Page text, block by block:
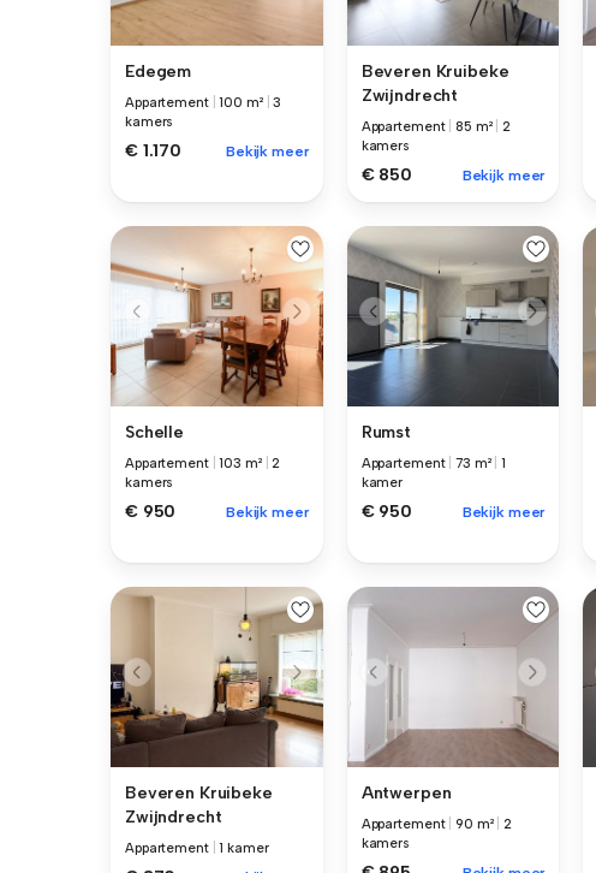
Edegem
Appartement |100 m² |3
kamers
€ 1.170 Bekijk meer
Beveren Kruibeke
Zwijndrecht
Appartement |85 m² |2
kamers
€ 850 Bekijk meer
Schelle
Appartement |103 m² |2
kamers
€ 950 Bekijk meer
Rumst
Appartement |73 m² |1
kamer
€ 950 Bekijk meer
Beveren Kruibeke
Zwijndrecht
Appartement |1 kamer
Antwerpen
Appartement |90 m² |2
kamers